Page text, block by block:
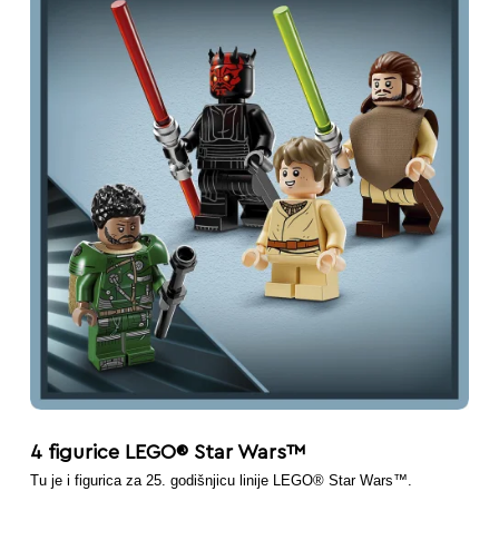
4 figurice LEGO® Star Wars™
Tu je i figurica za 25. godišnjicu linije LEGO® Star Wars™.